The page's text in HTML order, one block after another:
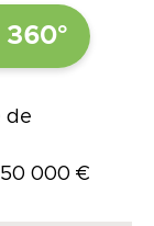
de
000 €